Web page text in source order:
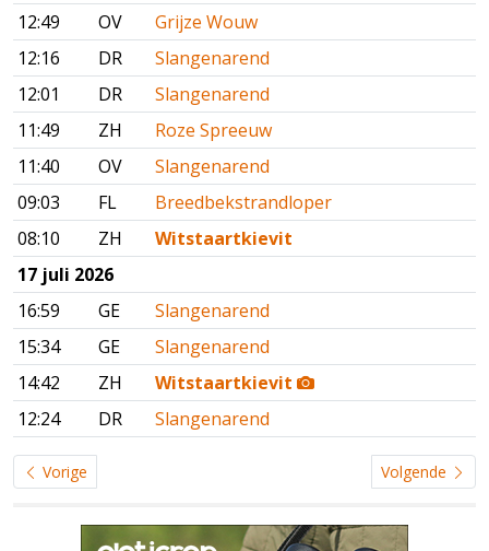
12:49
OV
Grijze Wouw
12:16
DR
Slangenarend
12:01
DR
Slangenarend
11:49
ZH
Roze Spreeuw
11:40
OV
Slangenarend
09:03
FL
Breedbekstrandloper
08:10
ZH
Witstaartkievit
17 juli 2026
16:59
GE
Slangenarend
15:34
GE
Slangenarend
14:42
ZH
Witstaartkievit
12:24
DR Slangenarend
Vorige Volgende